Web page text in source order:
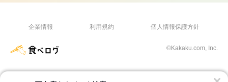
企業情報 利用規約 個人情報保護方針
©Kakaku.com, Inc.